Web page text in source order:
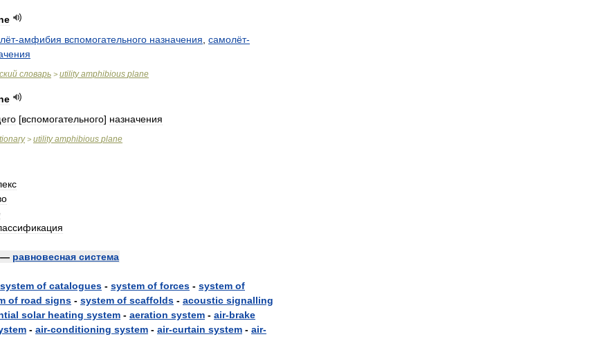
-амфибия вспомогательного назначения самолёт-
словарь > utility amphibious plane
[вспомогательного] назначения
> utility amphibious plane
— равновесная система
system of catalogues - system of forces - system of
of road signs - system of scaffolds - acoustic signalling
solar heating system - aeration system - air-brake
- air-conditioning system - air-curtain system - air-